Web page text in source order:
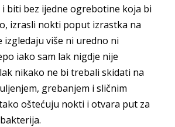
biti bez ijedne ogrebotine koja bi
izrasli nokti poput izrastka na
više ni uredno ni
iako sam lak nigdje nije
nikako ne bi trebali skidati na
grebanjem i sličnim
oštećuju nokti i otvara put za